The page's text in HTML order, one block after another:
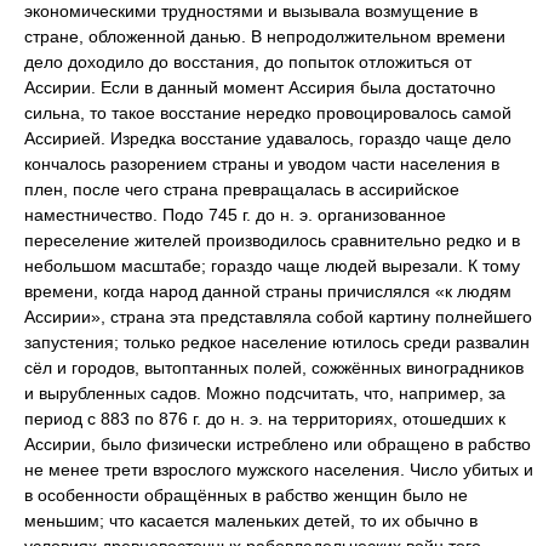
экономическими трудностями и вызывала возмущение в
стране, обложенной данью. В непродолжительном времени
дело доходило до восстания, до попыток отложиться от
Ассирии. Если в данный момент Ассирия была достаточно
сильна, то такое восстание нередко провоцировалось самой
Ассирией. Изредка восстание удавалось, гораздо чаще дело
кончалось разорением страны и уводом части населения в
плен, после чего страна превращалась в ассирийское
наместничество. Подо 745 г. до н. э. организованное
переселение жителей производилось сравнительно редко и в
небольшом масштабе; гораздо чаще людей вырезали. К тому
времени, когда народ данной страны причислялся «к людям
Ассирии», страна эта представляла собой картину полнейшего
запустения; только редкое население ютилось среди развалин
сёл и городов, вытоптанных полей, сожжённых виноградников
и вырубленных садов. Можно подсчитать, что, например, за
период с 883 по 876 г. до н. э. на территориях, отошедших к
Ассирии, было физически истреблено или обращено в рабство
не менее трети взрослого мужского населения. Число убитых и
в особенности обращённых в рабство женщин было не
меньшим; что касается маленьких детей, то их обычно в